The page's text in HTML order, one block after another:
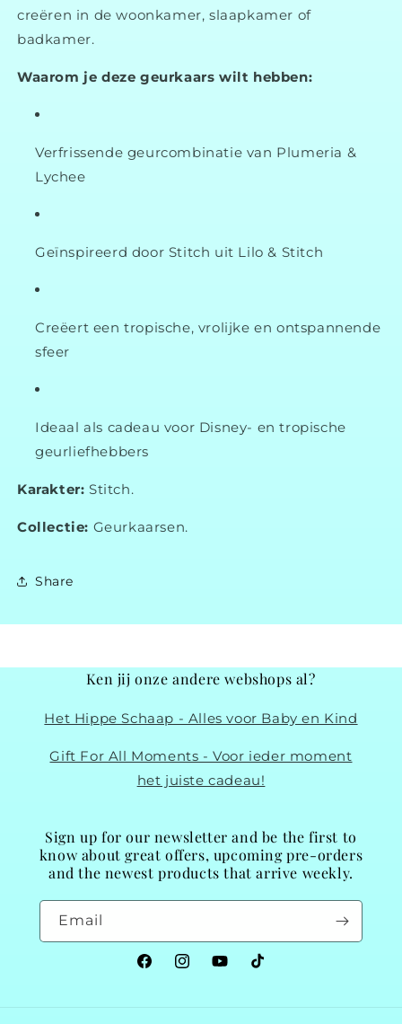
creëren in de woonkamer, slaapkamer of
badkamer.
Waarom je deze geurkaars wilt hebben:
Verfrissende geurcombinatie van Plumeria &
Lychee
Geïnspireerd door Stitch uit Lilo & Stitch
Creëert een tropische, vrolijke en ontspannende
sfeer
Ideaal als cadeau voor Disney- en tropische
geurliefhebbers
Karakter: Stitch.
Collectie: Geurkaarsen.
Share
Ken jij onze andere webshops al?
Het Hippe Schaap - Alles voor Baby en Kind
Gift For All Moments - Voor ieder moment
het juiste cadeau!
Sign up for our newsletter and be the first to
know about great offers, upcoming pre-orders
and the newest products that arrive weekly.
Email
FacebookInstagramYouTubeTikTok